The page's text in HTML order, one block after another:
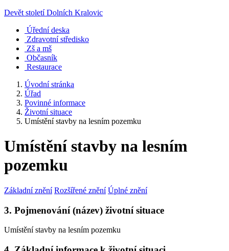
Devět století Dolních Kralovic
Úřední deska
Zdravotní středisko
Zš a mš
Občasník
Restaurace
Úvodní stránka
Úřad
Povinné informace
Životní situace
Umístění stavby na lesním pozemku
Umístění stavby na lesním
pozemku
Základní znění Rozšířené znění Úplné znění
3. Pojmenování (název) životní situace
Umístění stavby na lesním pozemku